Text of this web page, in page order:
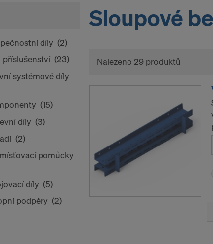
díly (2)
příslušenství (23)
systémové díly
(15)
díly (3)
(2)
pomůcky
díly (5)
podpěry (2)
Sloupové
Nalezeno 29 produktů